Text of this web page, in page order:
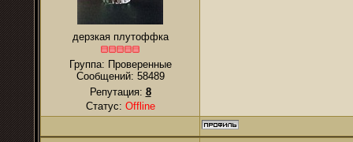
дерзкая плутоффка
Группа: Проверенные
Сообщений: 58489
Репутация: 8
Статус: Offline